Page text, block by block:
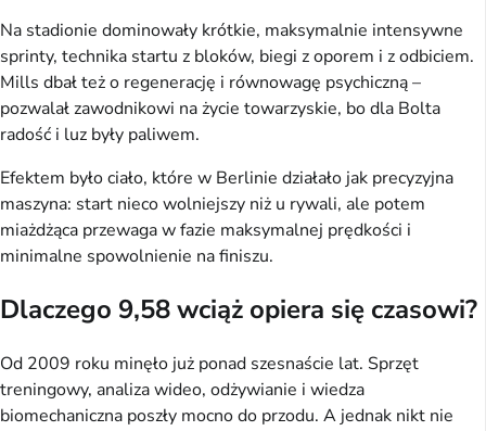
Na stadionie dominowały krótkie, maksymalnie intensywne
sprinty, technika startu z bloków, biegi z oporem i z odbiciem.
Mills dbał też o regenerację i równowagę psychiczną –
pozwalał zawodnikowi na życie towarzyskie, bo dla Bolta
radość i luz były paliwem.
Efektem było ciało, które w Berlinie działało jak precyzyjna
maszyna: start nieco wolniejszy niż u rywali, ale potem
miażdżąca przewaga w fazie maksymalnej prędkości i
minimalne spowolnienie na finiszu.
Dlaczego 9,58 wciąż opiera się czasowi?
Od 2009 roku minęło już ponad szesnaście lat. Sprzęt
treningowy, analiza wideo, odżywianie i wiedza
biomechaniczna poszły mocno do przodu. A jednak nikt nie